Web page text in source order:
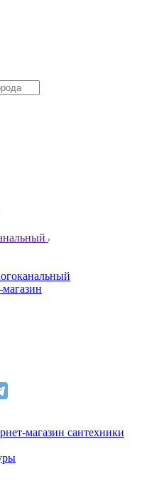
магазин сантехники